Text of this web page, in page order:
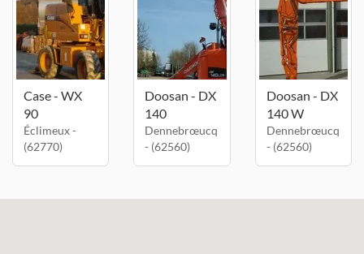
Case - WX
90
Éclimeux -
(62770)
Doosan - DX
140
Dennebrœucq
- (62560)
Doosan - DX
140 W
Dennebrœucq
- (62560)